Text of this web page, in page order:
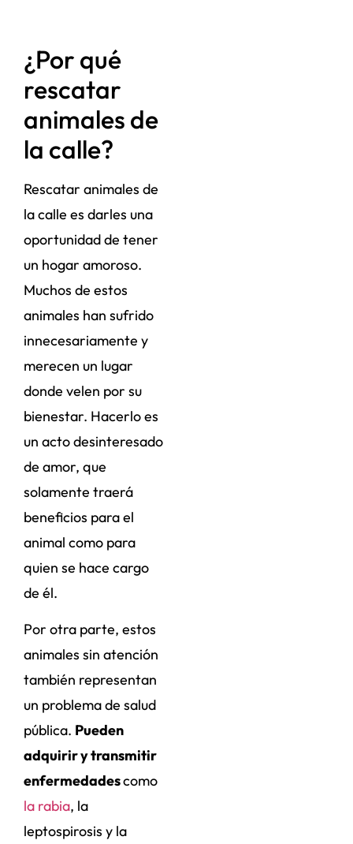
¿Por qué
rescatar
animales de
la calle?
Rescatar animales de
la calle es darles una
oportunidad de tener
un hogar amoroso.
Muchos de estos
animales han sufrido
innecesariamente y
merecen un lugar
donde velen por su
bienestar. Hacerlo es
un acto desinteresado
de amor, que
solamente traerá
beneficios para el
animal como para
quien se hace cargo
de él.
Por otra parte, estos
animales sin atención
también representan
un problema de salud
pública. Pueden
adquirir y transmitir
enfermedadescomo
la rabia, la
leptospirosis y la